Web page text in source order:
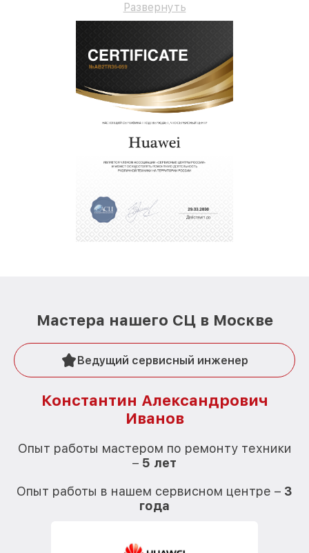
профессиональный сервис и гарантию на все
работы и комплектующие.
Развернуть
Мастера нашего СЦ в Москве
Ведущий сервисный инженер
Константин Александрович
Иванов
Опыт работы мастером по ремонту техники
– 5 лет
Опыт работы в нашем сервисном центре – 3
года